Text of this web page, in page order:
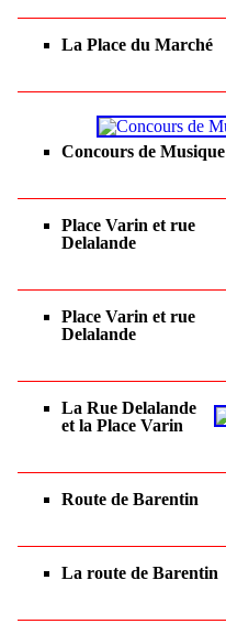
La Place du Marché
Concours de Musique
Place Varin et rue
Delalande
Place Varin et rue
Delalande
La Rue Delalande
et la Place Varin
Route de Barentin
La route de Barentin